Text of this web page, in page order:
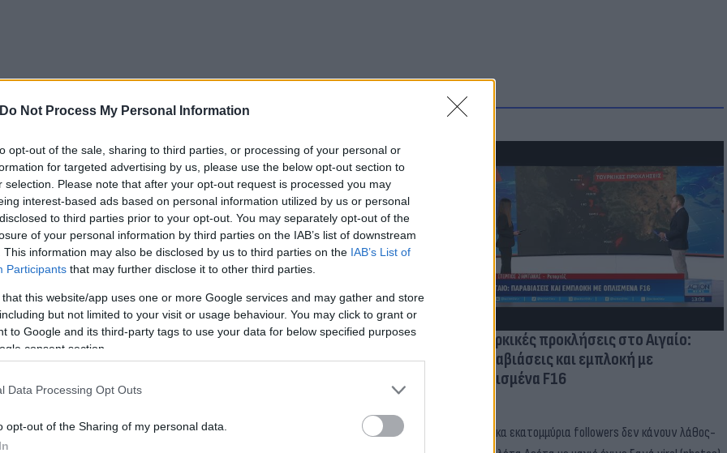
Do Not Process My Personal Information
opt-out of the sale, sharing to third parties, or processing of your personal or
for targeted advertising by us, please use the below opt-out section to
selection. Please note that after your opt-out request is processed you may
interest-based ads based on personal information utilized by us or personal
to third parties prior to your opt-out. You may separately opt-out of the
of your personal information by third parties on the IAB’s list of downstream
This information may also be disclosed by us to third parties on the IAB’s List of
Participants that may further disclose it to other third parties.
that this website/app uses one or more Google services and may gather and store
but not limited to your visit or usage behaviour. You may click to grant or
to Google and its third-party tags to use your data for below specified purposes
consent section.
Data Processing Opt Outs
opt-out of the Sharing of my personal data.
στην παρουσίαση του
κόσμου στο γήπεδο
(video)
Skin dysmorphia: Όταν η εμμονή με το
«τέλειο» δέρμα αποτελεί πρόβλημα
ψυχικής υγείας
Τουρκικές προκλήσεις στο Αιγαίο:
Παραβιάσεις και εμπλοκή με
οπλισμένα F16